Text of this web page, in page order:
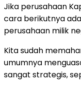
Jika perusahaan
cara berikutnya
perusahaan milik
Kita sudah
umumnya
sangat strategis,